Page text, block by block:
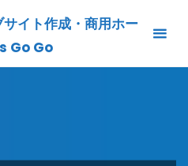
イト作成・商用ホー
Go Go